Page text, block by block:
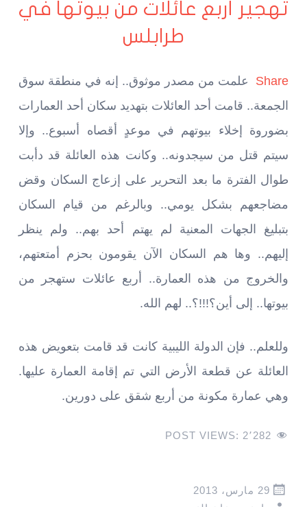
تهجير أربع عائلات من بيوتها في
طرابلس
Share
علمت من مصدر موثوق.. إنه في منطقة سوق
الجمعة.. قامت أحد العائلات بتهديد سكان أحد العمارات
بضوروة إخلاء بيوتهم في موعدٍ أقصاه أسبوع.. وإلا
سيتم قتل من سيجدونه.. وكانت هذه العائلة قد دأبت
طوال الفترة ما بعد التحرير على إزعاج السكان وقض
مضاجعهم بشكل يومي.. وبالرغم من قيام السكان
بتبليغ الجهات المعنية لم يهتم أحد بهم.. ولم ينظر
إليهم.. وها هم السكان الآن يقومون بحزم أمتعتهم،
والخروج من هذه العمارة.. أربع عائلات ستهجر من
بيوتها.. إلى أين؟!!!؟.. لهم الله.
وللعلم.. فإن الدولة الليبية كانت قد قامت بتعويض هذه
العائلة عن قطعة الأرض التي تم إقامة العمارة عليها.
وهي عمارة مكونة من أربع شقق على دورين.
POST VIEWS: 2٬282
29 مارس، 2013